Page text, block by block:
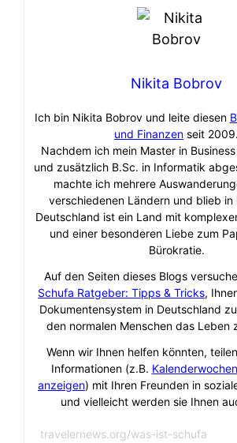
Nikita Bobrov
Ich bin Nikita Bobrov und leite diesen
und Finanzen seit 2009.
Nachdem ich mein Master in
und zusätzlich B.Sc. in Informatik
machte ich mehrere
verschiedenen Ländern und blieb in
Deutschland ist ein Land mit
und einer besonderen Liebe zum
Bürokratie.
Auf den Seiten dieses Blogs
Schufa Ratgeber: Tipps & Tricks,
Dokumentensystem in Deutschland
den normalen Menschen das Leben
Wenn wir Ihnen helfen könnten,
Informationen (z.B.
anzeigen) mit Ihren Freunden in
und vielleicht werden sie Ihnen
travelernews.org/was-ist-schufa